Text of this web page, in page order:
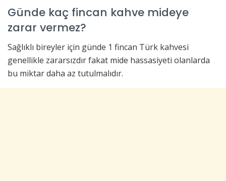
Günde kaç fincan kahve mideye
zarar vermez?
Sağlıklı bireyler için günde 1 fincan Türk kahvesi
genellikle zararsızdır fakat mide hassasiyeti olanlarda
bu miktar daha az tutulmalıdır.